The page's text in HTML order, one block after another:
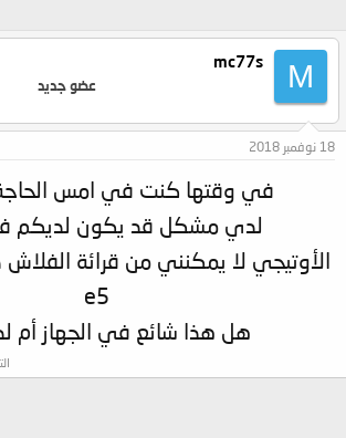
M
mc77s
عضو جديد
18 نوفمبر 2018
في وقتها كنت في امس الحاجة
لدي مشكل قد يكون لديكم
e5
هل هذا شائع في الجهاز أم